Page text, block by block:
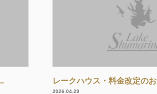
レークハウス・料金改定の
2026.04.29